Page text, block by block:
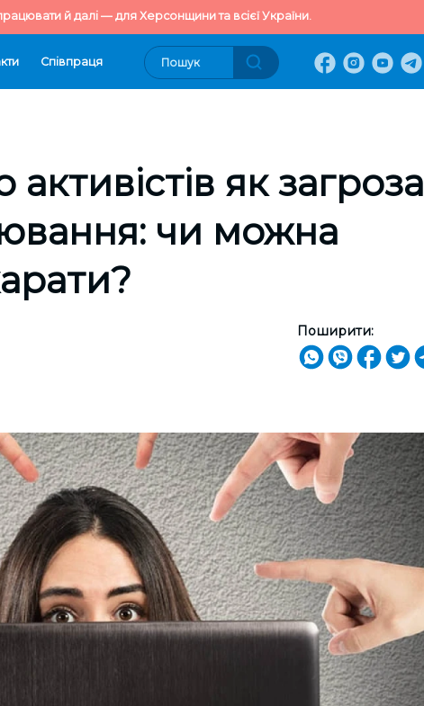
й далі — для Херсонщини та всієї України.
Cпівпраця
як загроза
чи можна
Поширити: